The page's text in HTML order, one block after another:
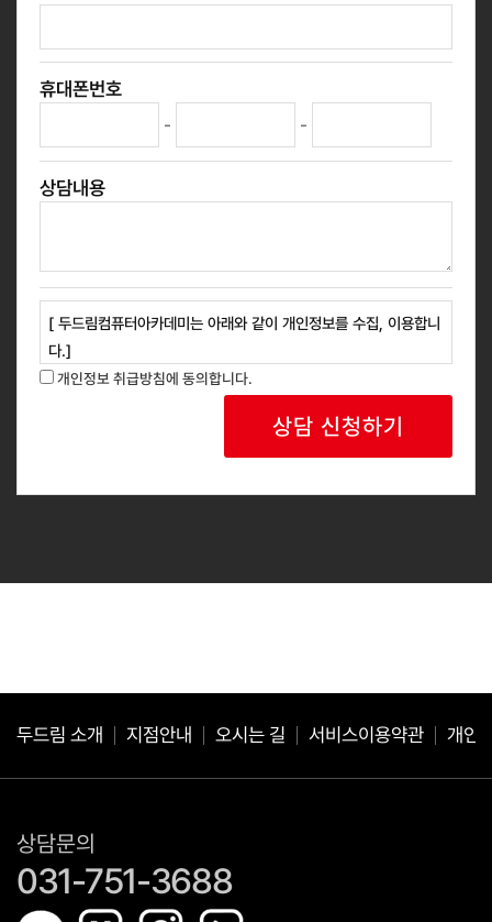
휴대폰번호
- -
상담내용
[ 두드림컴퓨터아카데미는 아래와 같이 개인정보를 수집, 이용합니
다.]
1. 개인정보 수집 목적 : 교육과정 안내, 신규 과정 홍보 등 광고성
3. 보유 및 이용기간: 회사는 개인정보 수집 및 사용 목적 완료 후
개인정보 취급방침에 동의합니다.
두드림 소개 지점안내 오시는 길 서비스이용약관 개인
상담문의
031-751-3688